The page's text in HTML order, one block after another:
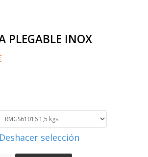
PLEGABLE INOX
Deshacer selección